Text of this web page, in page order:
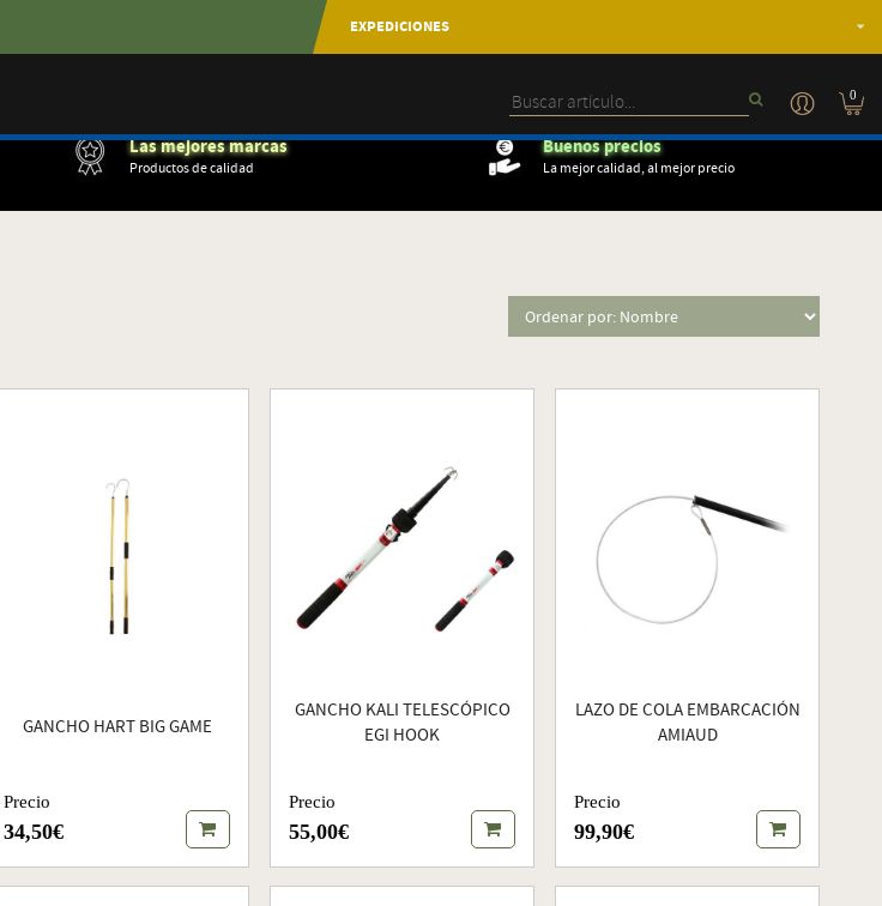
EXPEDICIONES
0
Las mejores marcas
Productos de calidad
Buenos precios
La mejor calidad, al mejor precio
GANCHO HART BIG GAME
Precio
34,50€
GANCHO KALI TELESCÓPICO
EGI HOOK
Precio
55,00€
LAZO DE COLA EMBARCACIÓN
AMIAUD
Precio
99,90€